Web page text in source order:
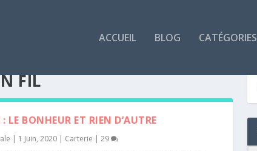
ACCUEIL BLOG CATÉGORIES
FIL
: LE BONHEUR ET RIEN D’AUTRE
| 1 Juin, 2020| Carterie | 29